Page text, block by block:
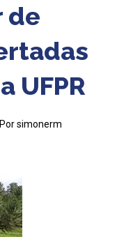
de
UFPR
Por simonerm